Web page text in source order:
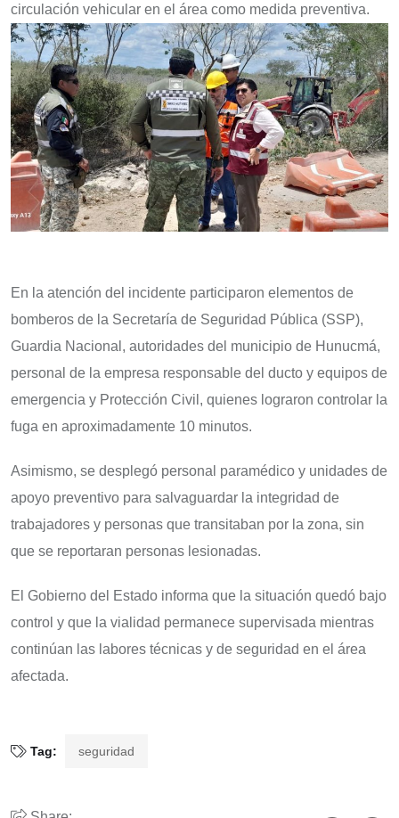
circulación vehicular en el área como medida preventiva.
En la atención del incidente participaron elementos de
bomberos de la Secretaría de Seguridad Pública (SSP),
Guardia Nacional, autoridades del municipio de Hunucmá,
personal de la empresa responsable del ducto y equipos de
emergencia y Protección Civil, quienes lograron controlar la
fuga en aproximadamente 10 minutos.
Asimismo, se desplegó personal paramédico y unidades de
apoyo preventivo para salvaguardar la integridad de
trabajadores y personas que transitaban por la zona, sin
que se reportaran personas lesionadas.
El Gobierno del Estado informa que la situación quedó bajo
control y que la vialidad permanece supervisada mientras
continúan las labores técnicas y de seguridad en el área
afectada.
Tag: seguridad